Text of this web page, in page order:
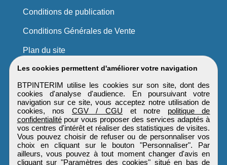
Les cookies permettent d'améliorer votre navigation
BTPINTERIM utilise les cookies sur son site, dont des
cookies d'analyse d'audience. En poursuivant votre
navigation sur ce site, vous acceptez notre utilisation de
cookies, nos CGV / CGU et notre politique de
confidentialitépour vous proposer des services adaptés à
vos centres d'intérêt et réaliser des statistiques de visites.
Vous pouvez choisir de refuser ou de personnaliser vos
choix en cliquant sur le bouton "Personnaliser". Par
ailleurs, vous pouvez à tout moment changer d'avis en
cliquant sur "Paramètres des cookies" situé en bas de
Conditions de publication
Conditions Générales de Vente
Plan du site